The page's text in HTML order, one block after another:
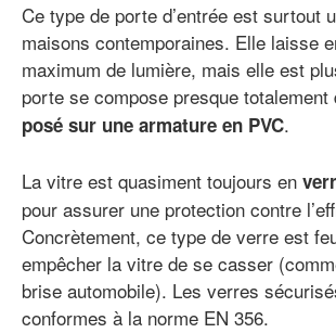
Ce type de porte d’entrée est surtout
maisons contemporaines. Elle laisse
maximum de lumière, mais elle est
porte se compose presque totalement
posé sur une armature en PVC.
La vitre est quasiment toujours en
pour assurer une protection contre
Concrètement, ce type de verre est
empêcher la vitre de se casser
brise automobile). Les verres
conformes à la norme EN 356.